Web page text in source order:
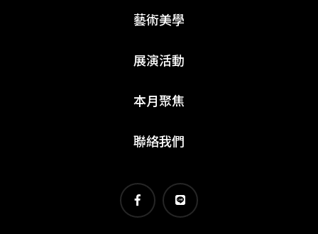
藝術美學
展演活動
本月聚焦
聯絡我們